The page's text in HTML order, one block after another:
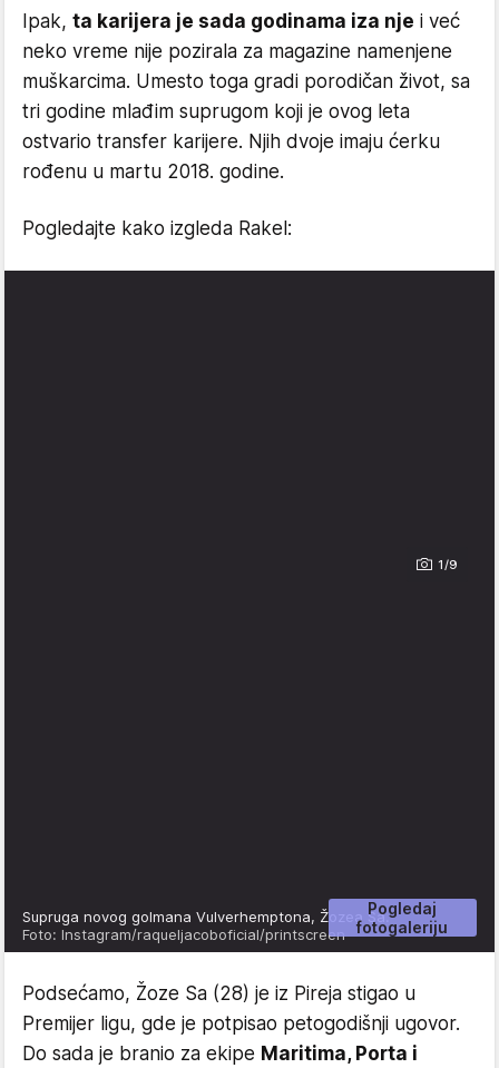
Ipak, ta karijera je sada godinama iza nje i već
neko vreme nije pozirala za magazine namenjene
muškarcima. Umesto toga gradi porodičan život, sa
tri godine mlađim suprugom koji je ovog leta
ostvario transfer karijere. Njih dvoje imaju ćerku
rođenu u martu 2018. godine.
Pogledajte kako izgleda Rakel:
1/9
Pogledaj
fotogaleriju
Supruga novog golmana Vulverhemptona, Žozea Sa.
Foto: Instagram/raqueljacoboficial/printscreen
Podsećamo, Žoze Sa (28) je iz Pireja stigao u
Premijer ligu, gde je potpisao petogodišnji ugovor.
Do sada je branio za ekipe Maritima, Porta i